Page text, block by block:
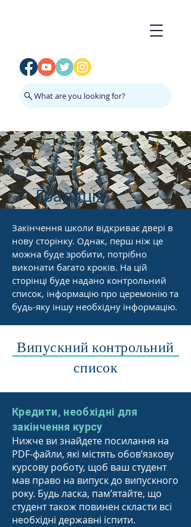
What are you looking for?
Градація
Закінчення школи відкриває двері в
нову сторінку. Однак, перш ніж це
можна буде зробити, потрібно
виконати багато кроків. На цій
сторінці буде надано контрольний
список, інформацію про церемонію та
будь-яку іншу необхідну інформацію.
Випускний контрольний
список
Кредити, необхідні для
закінчення курсу
Нижче ви знайдете посилання на
PDF-файли, які містять обов’язкову
курсову роботу, щоб ваш студент
мав право на випуск до випускного
року. Будь ласка, пам’ятайте, що
студент також повинен скласти всі
необхідні державні іспити.